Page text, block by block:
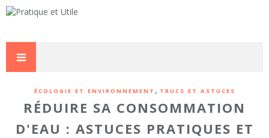
ÉCOLOGIE ET ENVIRONNEMENT , TRUCS ET ASTUCES
RÉDUIRE SA CONSOMMATION
D'EAU : ASTUCES PRATIQUES ET